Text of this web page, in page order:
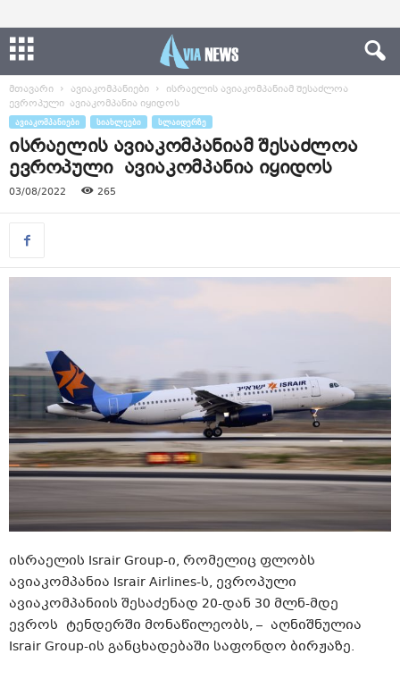
მთავარი ავიაკომპანიები
ისრაელის ავიაკომპანიამ შესაძლოა
ევროპული ავიაკომპანია იყიდოს
ᲐᲕᲘᲐᲙᲝᲛᲞᲐᲜᲘᲔᲑᲘ ᲡᲘᲐᲮᲚᲔᲔᲑᲘ ᲡᲚᲐᲘᲓᲔᲠᲖᲔ
ისრაელის ავიაკომპანიამ შესაძლოა
ევროპული ავიაკომპანია იყიდოს
03/08/2022 265
ისრაელის Israir Group-ი, რომელიც ფლობს
ავიაკომპანია Israir Airlines-ს, ევროპული
ავიაკომპანიის შესაძენად 20-დან 30 მლნ-მდე
ევროს ტენდერში მონაწილეობს, – აღნიშნულია
Israir Group-ის განცხადებაში საფონდო ბირჟაზე.